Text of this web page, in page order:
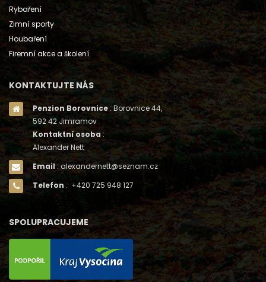
Rybaření
Zimní sporty
Houbaření
Firemní akce a školení
KONTAKTUJTE NÁS
Penzion Borovnice : Borovnice 44,
592 42 Jimramov
Kontaktní osoba :
Alexander Nett
Email: alexandernett@seznam.cz
Telefon : +420 725 948 127
SPOLUPRACUJEME